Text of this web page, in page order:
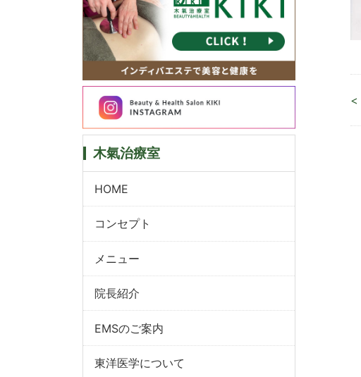
<
木氣治療室
HOME
コンセプト
メニュー
院長紹介
EMSのご案内
東洋医学について